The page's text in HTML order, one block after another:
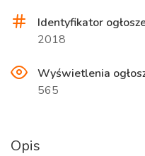
Identyfikator
2018
Wyświetlenia
565
Opis